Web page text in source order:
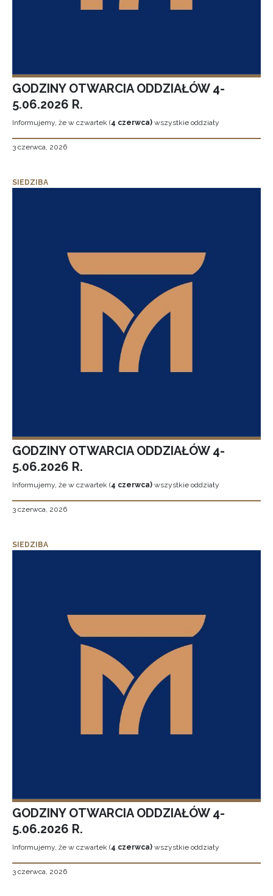
GODZINY OTWARCIA ODDZIAŁÓW 4-
5.06.2026 R.
Informujemy, że w czwartek (4 czerwca) wszystkie oddziały
3 czerwca, 2026
SIEDZIBA
GODZINY OTWARCIA ODDZIAŁÓW 4-
5.06.2026 R.
Informujemy, że w czwartek (4 czerwca) wszystkie oddziały
3 czerwca, 2026
SIEDZIBA
GODZINY OTWARCIA ODDZIAŁÓW 4-
5.06.2026 R.
Informujemy, że w czwartek (4 czerwca) wszystkie oddziały
3 czerwca, 2026